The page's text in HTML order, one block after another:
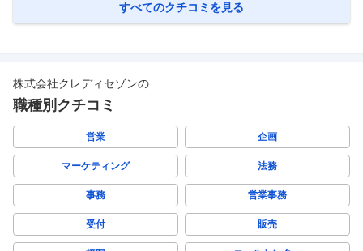
すべてのクチコミを見る
株式会社クレディセゾンの
職種別クチコミ
営業 企画
マーケティング 法務
事務 営業事務
受付 販売